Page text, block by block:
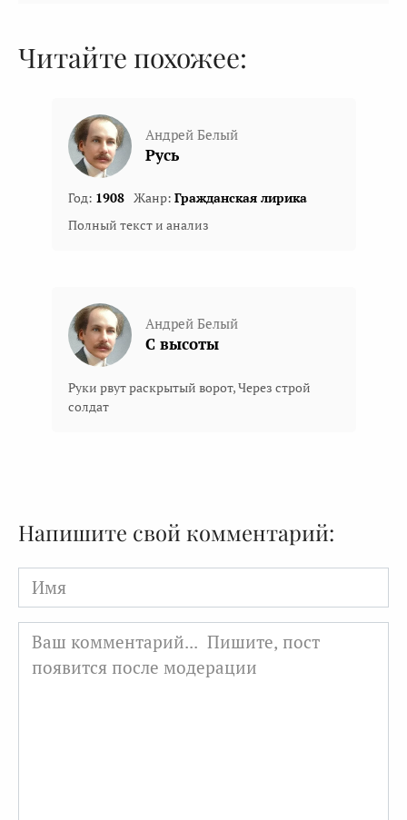
Читайте похожее:
Андрей Белый
Русь
Год: 1908 Жанр: Гражданская лирика
Полный текст и анализ
Андрей Белый
С высоты
Руки рвут раскрытый ворот, Через строй
солдат
Напишите свой комментарий:
Имя